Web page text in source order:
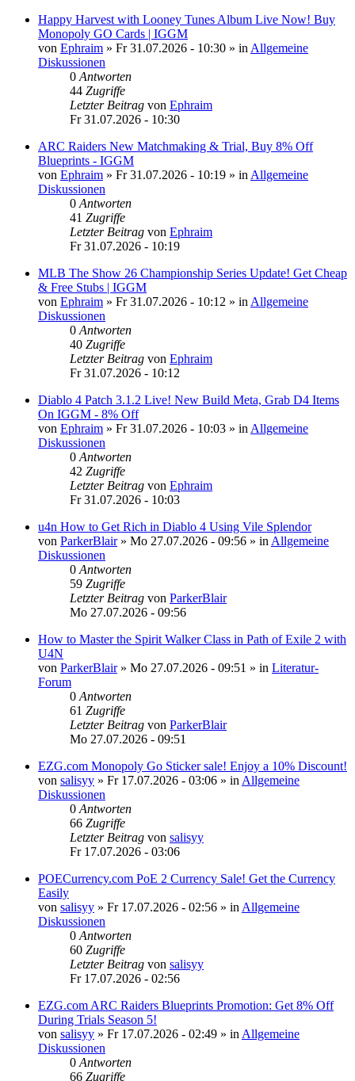
Happy Harvest with Looney Tunes Album Live Now! Buy
Monopoly GO Cards | IGGM
von Ephraim » Fr 31.07.2026 - 10:30 » in Allgemeine
Diskussionen
0 Antworten
44 Zugriffe
Letzter Beitrag von Ephraim
Fr 31.07.2026 - 10:30
ARC Raiders New Matchmaking & Trial, Buy 8% Off
Blueprints - IGGM
von Ephraim » Fr 31.07.2026 - 10:19 » in Allgemeine
Diskussionen
0 Antworten
41 Zugriffe
Letzter Beitrag von Ephraim
Fr 31.07.2026 - 10:19
MLB The Show 26 Championship Series Update! Get Cheap
& Free Stubs | IGGM
von Ephraim » Fr 31.07.2026 - 10:12 » in Allgemeine
Diskussionen
0 Antworten
40 Zugriffe
Letzter Beitrag von Ephraim
Fr 31.07.2026 - 10:12
Diablo 4 Patch 3.1.2 Live! New Build Meta, Grab D4 Items
On IGGM - 8% Off
von Ephraim » Fr 31.07.2026 - 10:03 » in Allgemeine
Diskussionen
0 Antworten
42 Zugriffe
Letzter Beitrag von Ephraim
Fr 31.07.2026 - 10:03
u4n How to Get Rich in Diablo 4 Using Vile Splendor
von ParkerBlair» Mo 27.07.2026 - 09:56 » in Allgemeine
Diskussionen
0 Antworten
59 Zugriffe
Letzter Beitrag von ParkerBlair
Mo 27.07.2026 - 09:56
How to Master the Spirit Walker Class in Path of Exile 2 with
U4N
von ParkerBlair» Mo 27.07.2026 - 09:51 » in Literatur-
Forum
0 Antworten
61 Zugriffe
Letzter Beitrag von ParkerBlair
Mo 27.07.2026 - 09:51
EZG.com Monopoly Go Sticker sale! Enjoy a 10% Discount!
von salisyy » Fr 17.07.2026 - 03:06 » in Allgemeine
Diskussionen
0 Antworten
66 Zugriffe
Letzter Beitrag von salisyy
Fr 17.07.2026 - 03:06
POECurrency.com PoE 2 Currency Sale! Get the Currency
Easily
von salisyy » Fr 17.07.2026 - 02:56 » in Allgemeine
Diskussionen
0 Antworten
60 Zugriffe
Letzter Beitrag von salisyy
Fr 17.07.2026 - 02:56
EZG.com ARC Raiders Blueprints Promotion: Get 8% Off
During Trials Season 5!
von salisyy » Fr 17.07.2026 - 02:49 » in Allgemeine
Diskussionen
0 Antworten
66 Zugriffe